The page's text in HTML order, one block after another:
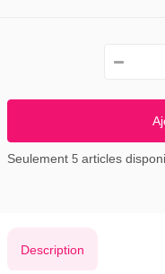
Seulement 5 articles
Description